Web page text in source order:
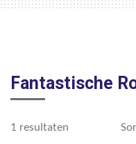
Fantastische
1 resultaten